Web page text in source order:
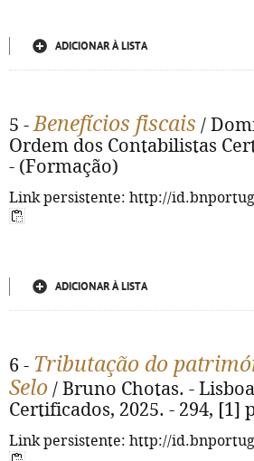
ADICIONAR À LISTA
5 -Benefícios fiscais /
Ordem dos Contabilistas
- (Formação)
Link persistente: http://
ADICIONAR À LISTA
6 - Tributação do
Selo / Bruno Chotas. -
Certificados, 2025. - 294, [1]
Link persistente: http://